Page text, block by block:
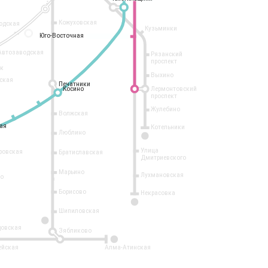
2
14
Кузьминки
Рязанский
проспект
Выхино
Лермонтовский
проспект
Жулебино
Котельники
Кожуховская
Печатники
Волжская
Люблино
Братиславская
Марьино
Борисово
Шипиловская
Зябликово
Алма-Атинская
Улица
Дмитриевского
Лухмановская
Некрасовка
Косино
Юго-Восточная
Печатники
Косино
Юго-Восточная